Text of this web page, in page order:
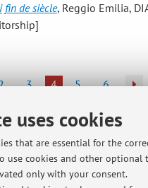
uses cookies
that are essential for the
use cookies and other optional
only with your consent.
de siècle, Reggio Emilia,
3 4 5 6
prior to 2004